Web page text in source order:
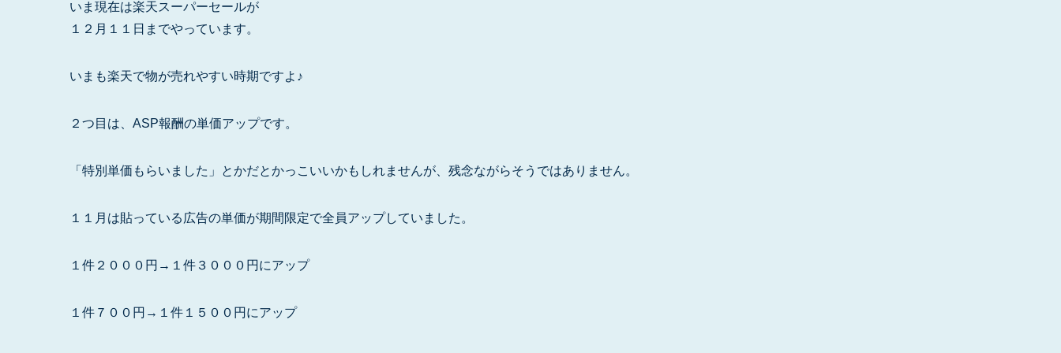
いま現在は楽天スーパーセールが
１２月１１日までやっています。
いまも楽天で物が売れやすい時期ですよ♪
２つ目は、ASP報酬の単価アップです。
「特別単価もらいました」とかだとかっこいいかもしれませんが、残念ながらそうではありません。
１１月は貼っている広告の単価が期間限定で全員アップしていました。
１件２０００円→１件３０００円にアップ
１件７００円→１件１５００円にアップ